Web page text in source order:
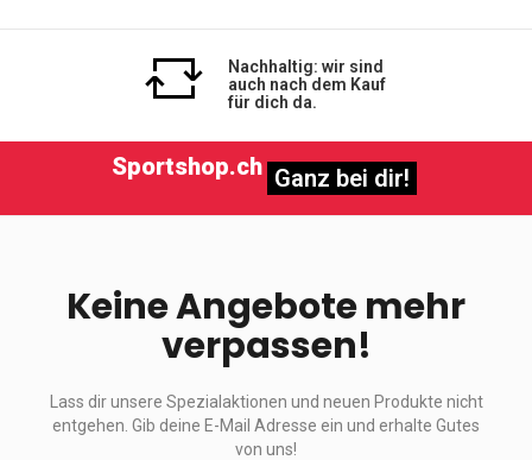
Nachhaltig: wir sind
auch nach dem Kauf
für dich da.
Sportshop.ch Ganz bei dir!
Keine Angebote mehr
verpassen!
Lass dir unsere Spezialaktionen und neuen Produkte nicht
entgehen. Gib deine E-Mail Adresse ein und erhalte Gutes
von uns!